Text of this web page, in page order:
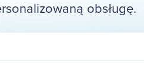
obsługę.